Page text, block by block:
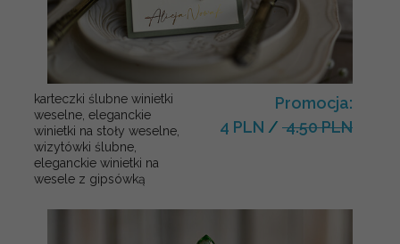
karteczki ślubne winietki
weselne, eleganckie
winietki na stoły weselne,
wizytówki ślubne,
eleganckie winietki na
wesele z gipsówką
Promocja:
4 PLN / 4.50 PLN